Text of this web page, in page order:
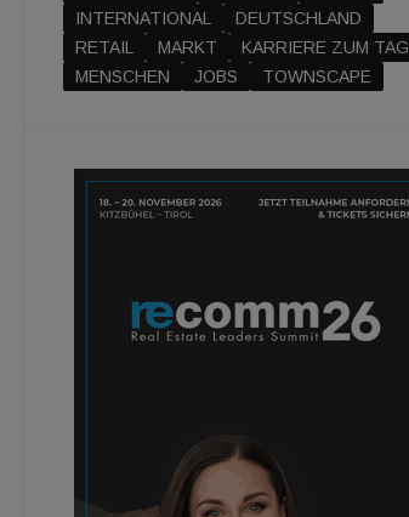
INTERNATIONAL
DEUTSCHLAND
RETAIL
MARKT
KARRIERE ZUM TAG
MENSCHEN
JOBS TOWNSCAPE